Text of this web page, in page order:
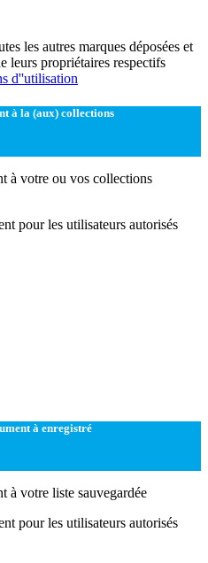
les autres marques déposées et
leurs propriétaires respectifs
d''utilisation
à la (aux) collections
à votre ou vos collections
pour les utilisateurs autorisés
à enregistré
à votre liste sauvegardée
pour les utilisateurs autorisés